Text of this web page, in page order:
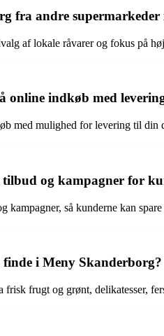
fra andre supermarkeder
af lokale råvarer og fokus på
online indkøb med
med mulighed for levering til din
og kampagner for
kampagner, så kunderne kan
i Meny Skanderborg?
frugt og grønt, delikatesser,